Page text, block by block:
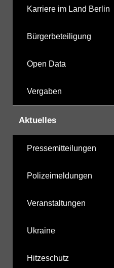
Karriere im Land Berlin
Bürgerbeteiligung
Open Data
Vergaben
Aktuelles
Pressemitteilungen
Polizeimeldungen
Veranstaltungen
Ukraine
Hitzeschutz